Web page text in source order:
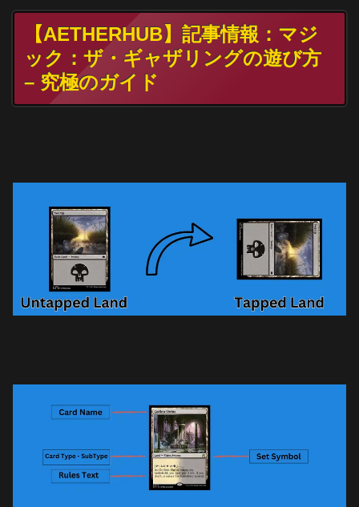
【AETHERHUB】記事情報：マジ
ック：ザ・ギャザリングの遊び方
– 究極のガイド